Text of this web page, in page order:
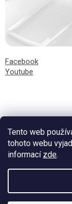
Tento web
tohoto webu
informací zde.
Facebook
Youtube